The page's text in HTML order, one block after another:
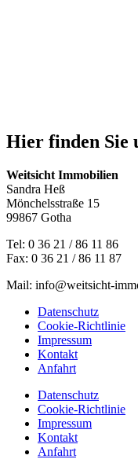
Hier finden Sie
Weitsicht Immobilien
Sandra Heß
Mönchelsstraße 15
99867 Gotha
Tel: 0 36 21 / 86 11 86
Fax: 0 36 21 / 86 11 87
Mail: info@weitsicht-
Datenschutz
Cookie-Richtlinie
Impressum
Kontakt
Anfahrt
Datenschutz
Cookie-Richtlinie
Impressum
Kontakt
Anfahrt